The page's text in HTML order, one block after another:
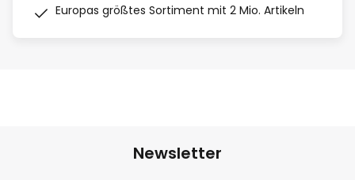
Europas größtes Sortiment mit 2 Mio. Artikeln
Newsletter